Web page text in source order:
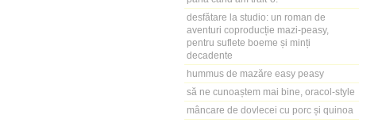
desfătare la studio: un roman de
aventuri coproducție mazi-peasy,
pentru suflete boeme și minți
decadente
hummus de mazăre easy peasy
să ne cunoaștem mai bine, oracol-style
mâncare de dovlecei cu porc și quinoa